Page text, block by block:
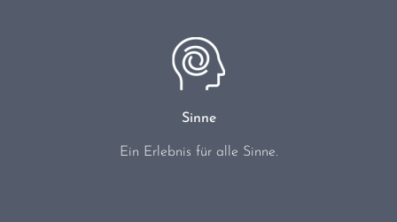
Sinne
Ein Erlebnis für alle Sinne.